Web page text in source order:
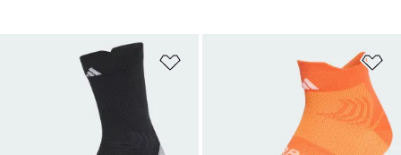
Zur Wunschliste hinzufügen